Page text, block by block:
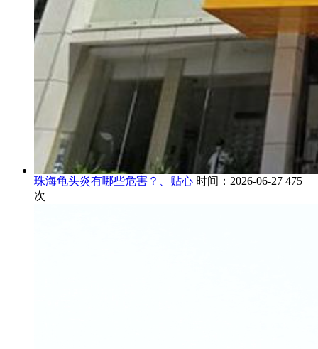
珠海龟头炎有哪些危害？、贴心 时间：2026-06-27 475
次